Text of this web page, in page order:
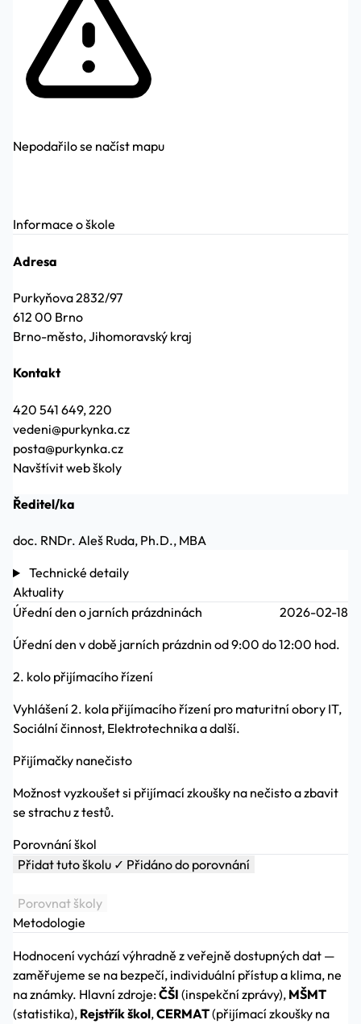
Nepodařilo se načíst mapu
Informace o škole
Adresa
Purkyňova 2832/97
612 00 Brno
Brno-město, Jihomoravský kraj
Kontakt
420 541 649, 220
vedeni@purkynka.cz
posta@purkynka.cz
Navštívit web školy
Ředitel/ka
doc. RNDr. Aleš Ruda, Ph.D., MBA
Technické detaily
Aktuality
Úřední den o jarních prázdninách
2026-02-18
Úřední den v době jarních prázdnin od 9:00 do 12:00 hod.
2. kolo přijímacího řízení
Vyhlášení 2. kola přijímacího řízení pro maturitní obory IT,
Sociální činnost, Elektrotechnika a další.
Přijímačky nanečisto
Možnost vyzkoušet si přijímací zkoušky na nečisto a zbavit
se strachu z testů.
Porovnání škol
Přidat tuto školu ✓ Přidáno do porovnání
Porovnat školy
Metodologie
Hodnocení vychází výhradně z veřejně dostupných dat —
zaměřujeme se na bezpečí, individuální přístup a klima, ne
na známky. Hlavní zdroje:ČŠI (inspekční zprávy), MŠMT
(statistika), Rejstřík škol,CERMAT(přijímací zkoušky na